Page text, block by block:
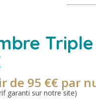
de 95 €€ par
garanti sur notre site)